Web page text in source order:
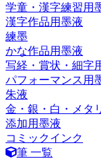
学童・漢字練習用
漢字作品用墨液
練墨
かな作品用墨液
写経・賞状・細字
パフォーマンス用
朱液
金・銀・白・メタ
添加用墨液
コミックインク
筆 一覧